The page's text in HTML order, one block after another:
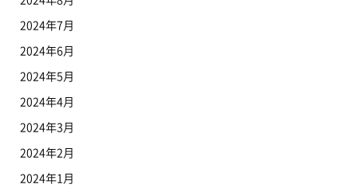
2024年7月
2024年6月
2024年5月
2024年4月
2024年3月
2024年2月
2024年1月